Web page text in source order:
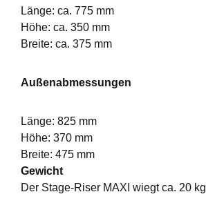
Länge: ca. 775 mm
Höhe: ca. 350 mm
Breite: ca. 375 mm
Außenabmessungen
Länge: 825 mm
Höhe: 370 mm
Breite: 475 mm
Gewicht
Der Stage-Riser MAXI wiegt ca. 20 kg